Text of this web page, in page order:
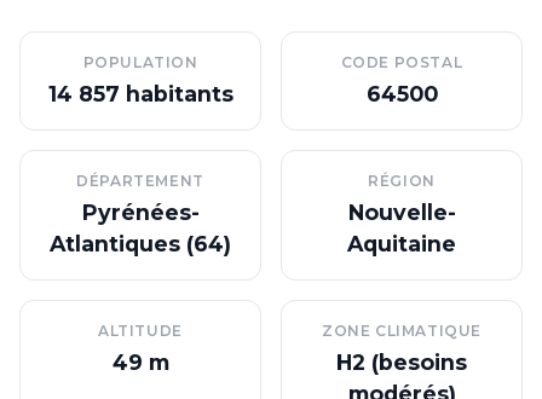
POPULATION
14 857 habitants
CODE POSTAL
64500
DÉPARTEMENT
Pyrénées-
Atlantiques (64)
RÉGION
Nouvelle-
Aquitaine
ALTITUDE
49 m
ZONE CLIMATIQUE
H2 (besoins
modérés)